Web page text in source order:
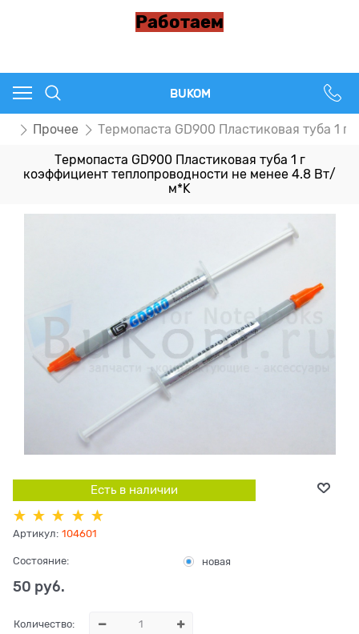
Работаем
BUKOM
Прочее Термопаста GD900 Пластиковая туба 1
Термопаста GD900 Пластиковая туба 1 г
коэффициент теплопроводности не менее 4.8 Вт/
м*K
Есть в наличии
Артикул: 104601
Состояние: новая
50 руб.
Количество: